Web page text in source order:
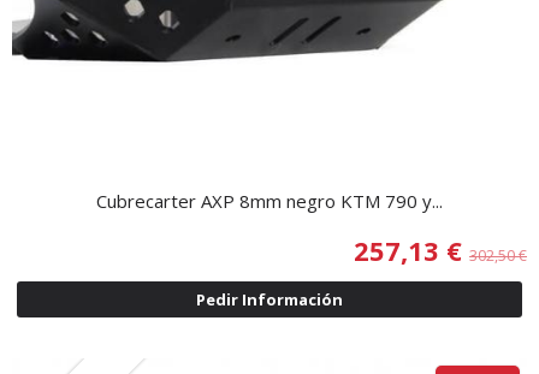
Cubrecarter AXP 8mm negro KTM 790 y...
257,13 € 302,50 €
Pedir Información